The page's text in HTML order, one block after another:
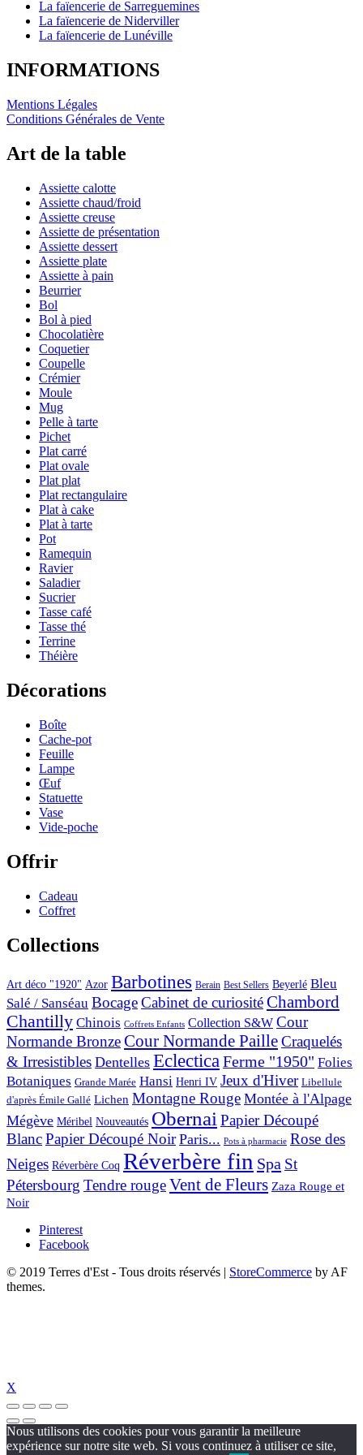
La faïencerie de Sarreguemines
La faïencerie de Niderviller
La faïencerie de Lunéville
INFORMATIONS
Mentions Légales
Conditions Générales de Vente
Art de la table
Assiette calotte
Assiette chaud/froid
Assiette creuse
Assiette de présentation
Assiette dessert
Assiette plate
Assiette à pain
Beurrier
Bol
Bol à pied
Chocolatière
Coquetier
Coupelle
Crémier
Moule
Mug
Pelle à tarte
Pichet
Plat carré
Plat ovale
Plat plat
Plat rectangulaire
Plat à cake
Plat à tarte
Pot
Ramequin
Ravier
Saladier
Sucrier
Tasse café
Tasse thé
Terrine
Théière
Décorations
Boîte
Cache-pot
Feuille
Lampe
Œuf
Statuette
Vase
Vide-poche
Offrir
Cadeau
Coffret
Collections
Art déco "1920" Azor Barbotines Berain Best Sellers Beyerlé Bleu
Salé / Sanséau BocageCabinet de curiositéChambord
Chantilly Chinois Coffrets Enfants Collection S&W Cour
Normande BronzeCour Normande PailleCraquelés
& Irresistibles Dentelles EclecticaFerme "1950" Folies
Botaniques Grande Marée Hansi Henri IV Jeux d'Hiver Libellule
d'après Émile Gallé Lichen Montagne Rouge Montée à l'Alpage
Mégève Méribel Nouveautés ObernaiPapier Découpé
BlancPapier Découpé Noir Paris... Pots à pharmacie Rose des
Neiges Réverbère Coq Réverbère fin Spa St
Pétersbourg Tendre rougeVent de Fleurs Zaza Rouge et
Noir
Pinterest
Facebook
© 2019 Terres d'Est - Tous droits réservés
StoreCommerce by AF
themes.
X
Nous utilisons des cookies pour vous garantir la meilleure
expérience sur notre site web. Si vous continuez à utiliser ce site,